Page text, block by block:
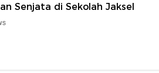
Senjata di Sekolah Jaksel